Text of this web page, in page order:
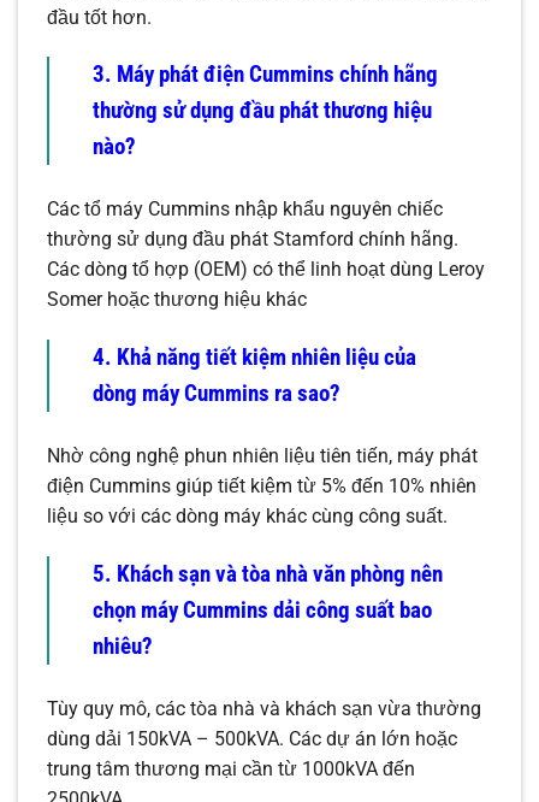
đầu tốt hơn.
3. Máy phát điện Cummins chính hãng
thường sử dụng đầu phát thương hiệu
nào?
Các tổ máy Cummins nhập khẩu nguyên chiếc
thường sử dụng đầu phát Stamford chính hãng.
Các dòng tổ hợp (OEM) có thể linh hoạt dùng Leroy
Somer hoặc thương hiệu khác
4. Khả năng tiết kiệm nhiên liệu của
dòng máy Cummins ra sao?
Nhờ công nghệ phun nhiên liệu tiên tiến, máy phát
điện Cummins giúp tiết kiệm từ 5% đến 10% nhiên
liệu so với các dòng máy khác cùng công suất.
5. Khách sạn và tòa nhà văn phòng nên
chọn máy Cummins dải công suất bao
nhiêu?
Tùy quy mô, các tòa nhà và khách sạn vừa thường
dùng dải 150kVA – 500kVA. Các dự án lớn hoặc
trung tâm thương mại cần từ 1000kVA đến